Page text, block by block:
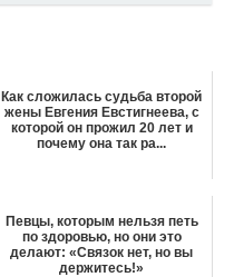
Как сложилась судьба второй
жены Евгения Евстигнеева, с
которой он прожил 20 лет и
почему она так ра...
Певцы, которым нельзя петь
по здоровью, но они это
делают: «Связок нет, но вы
держитесь!»